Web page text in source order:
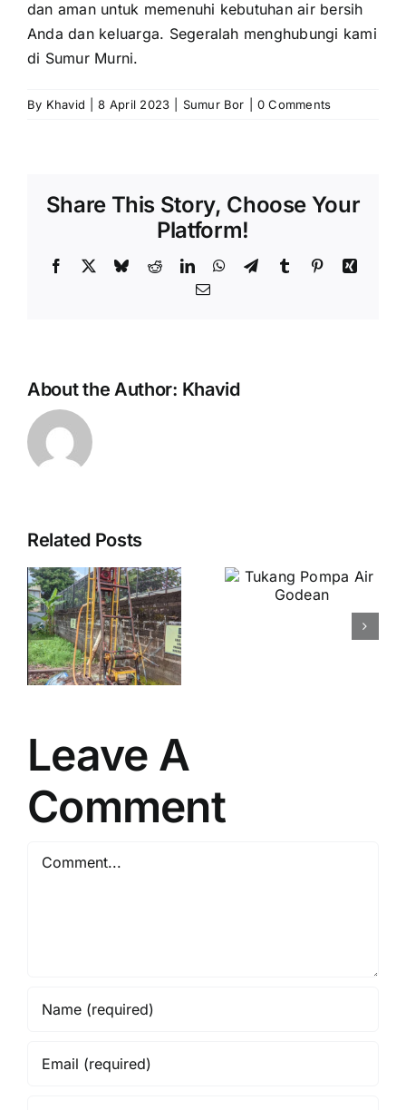
dan aman untuk memenuhi kebutuhan air bersih
Anda dan keluarga. Segeralah menghubungi kami
di Sumur Murni.
By Khavid 8 April 2023 Sumur Bor 0 Comments
Share This Story, Choose Your
Platform!
Facebook BlueskyRedditLinkedInWhatsApp
TelegramTumblr PinterestXing
Email
About the Author: Khavid
Related Posts
Tukang
Pompa Air
Godean
Leave A
Comment
Comment